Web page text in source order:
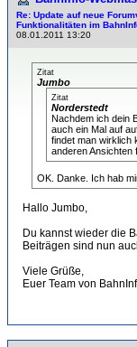
Re: Update auf neue
Funktionalitäten im
08.01.2011 13:20
Zitat
Jumbo
Zitat
Norderstedt
Nachdem ich dein
auch ein Mal auf
findet man wirklich
anderen Ansichten
OK. Danke. Ich hab
Hallo Jumbo,
Du kannst wieder die
Beiträgen sind nun
Viele Grüße,
Euer Team von